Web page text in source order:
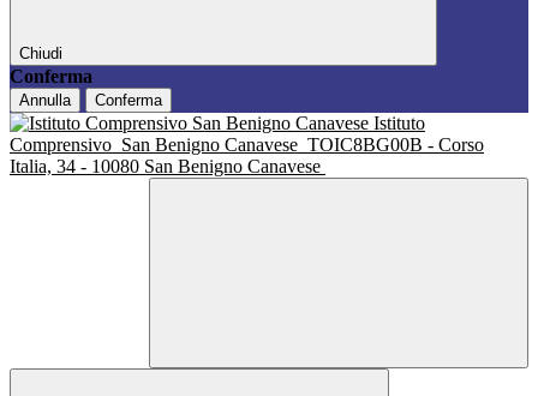
Chiudi
Conferma
Annulla Conferma
Istituto
Comprensivo San Benigno Canavese TOIC8BG00B - Corso
Italia, 34 - 10080 San Benigno Canavese